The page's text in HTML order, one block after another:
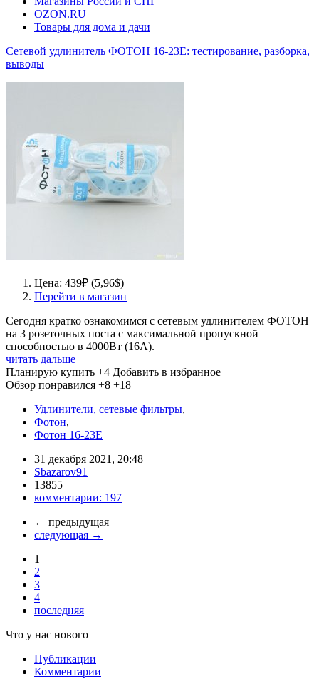
OZON.RU
Товары для дома и дачи
Сетевой удлинитель ФОТОН 16-23Е: тестирование, разборка,
выводы
Цена: 439₽ (5,96$)
Перейти в магазин
Сегодня кратко ознакомимся с сетевым удлинителем ФОТОН
на 3 розеточных поста с максимальной пропускной
способностью в 4000Вт (16А).
читать дальше
Планирую купить +4 Добавить в избранное
Обзор понравился +8 +18
Удлинители, сетевые фильтры,
Фотон,
Фотон 16-23Е
31 декабря 2021, 20:48
Sbazarov91
13855
комментарии: 197
← предыдущая
следующая →
1
2
3
4
последняя
Что у нас нового
Публикации
Комментарии